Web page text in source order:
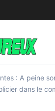
: A peine
dans le